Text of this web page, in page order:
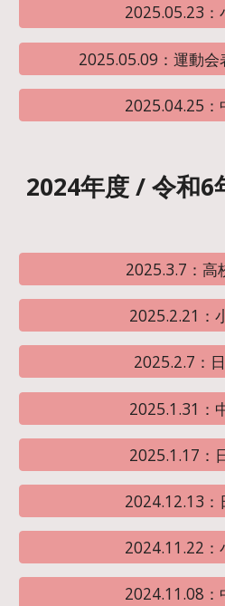
2025.05.23：
2025.05.09：運動会
2025.04.25：
2024年度 / 令和6
2025.3.7：高
2025.2.21：
2025.2.7：
2025.1.31：
2025.1.17：
2024.12.13：
2024.11.22：
2024.11.08：